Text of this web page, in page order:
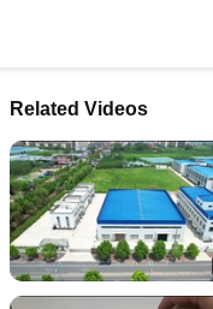
Related Videos